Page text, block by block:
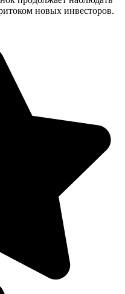
новых инвесторов.